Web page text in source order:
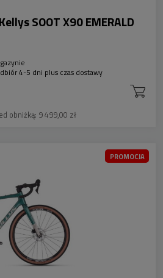
SOOT X90 EMERALD
4-5 dni plus czas dostawy
obniżką: 9 499,00 zł
PROMOCJA